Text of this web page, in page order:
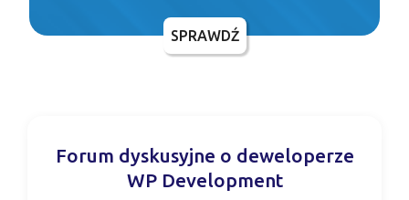
SPRAWDŹ
Forum dyskusyjne o deweloperze
WP Development